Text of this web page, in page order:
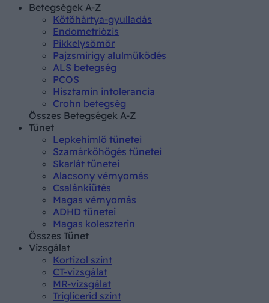
Betegségek A-Z
Kötőhártya-gyulladás
Endometriózis
Pikkelysömör
Pajzsmirigy alulműködés
ALS betegség
PCOS
Hisztamin intolerancia
Crohn betegség
Összes Betegségek A-Z
Tünet
Lepkehimlő tünetei
Szamárköhögés tünetei
Skarlát tünetei
Alacsony vérnyomás
Csalánkiütés
Magas vérnyomás
ADHD tünetei
Magas koleszterin
Összes Tünet
Vizsgálat
Kortizol szint
CT-vizsgálat
MR-vizsgálat
Triglicerid szint